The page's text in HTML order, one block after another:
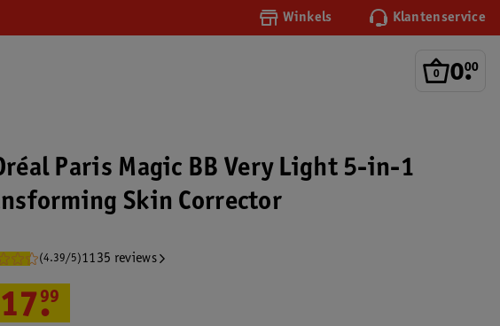
Winkels Klantenservice
0.
00
Paris Magic BB Very Light 5-in-1
Skin Corrector
(4.39/5)1135 reviews
17.
99